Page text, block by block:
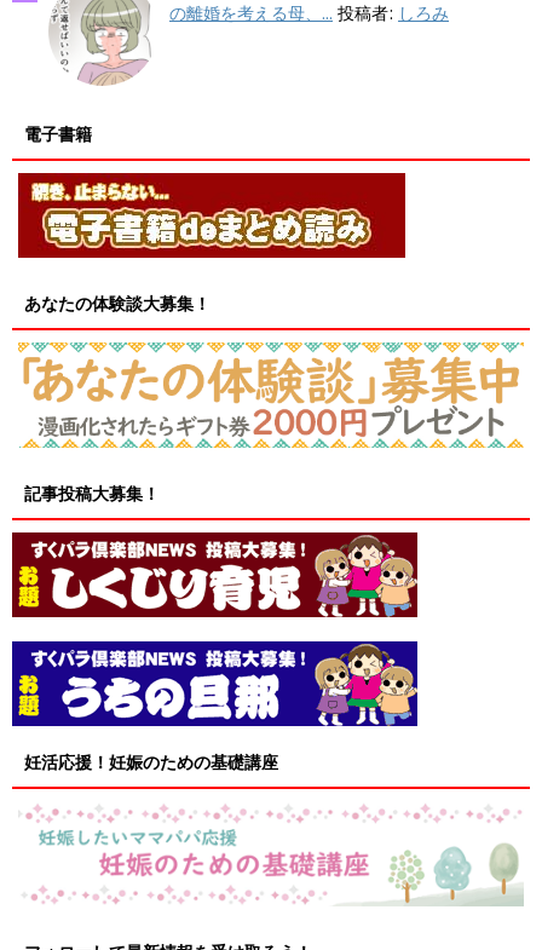
の離婚を考える母、... 投稿者: しろみ
電子書籍
あなたの体験談大募集！
記事投稿大募集！
妊活応援！妊娠のための基礎講座